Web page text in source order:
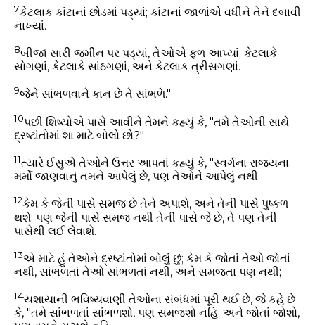
7કેટલાક કાંટાનાં છોડમાં પડ્યાં; કાંટાનાં જાળાંએ વધીને તેને દબાવી
નાખ્યાં.
8બીજાં સારી જમીન પર પડ્યાં, તેઓએ ફળ આપ્યાં; કેટલાકે
સોગણાં, કેટલાકે સાંઠગણાં, અને કેટલાક ત્રીસગણાં.
9જેને સાંભળવાને કાન છે તે સાંભળે."
10પછી શિષ્યોએ પાસે આવીને તેમને કહ્યું કે, "તમે તેઓની સાથે
દ્રષ્ટાંતોમાં શા માટે બોલો છો?"
11ત્યારે ઈસુએ તેઓને ઉત્તર આપતાં કહ્યું કે, "સ્વર્ગના રાજ્યના
મર્મો જાણવાનું તમને આપેલું છે, પણ તેઓને આપેલું નથી.
12કેમ કે જેની પાસે સમજ છે તેને અપાશે, અને તેની પાસે પુષ્કળ
થશે; પણ જેની પાસે સમજ નથી તેની પાસે જે છે, તે પણ તેની
પાસેથી લઈ લેવાશે.
13એ માટે હું તેઓને દ્રષ્ટાંતોમાં બોલું છું; કેમ કે જોતાં તેઓ જોતાં
નથી, સાંભળતાં તેઓ સાંભળતાં નથી, અને સમજતા પણ નથી;
14યશાયાની ભવિષ્યવાણી તેઓના સંબંધમાં પૂરી થઈ છે, જે કહે છે
કે, "તમે સાંભળતાં સાંભળશો, પણ સમજશો નહિ; અને જોતાં જોશો,